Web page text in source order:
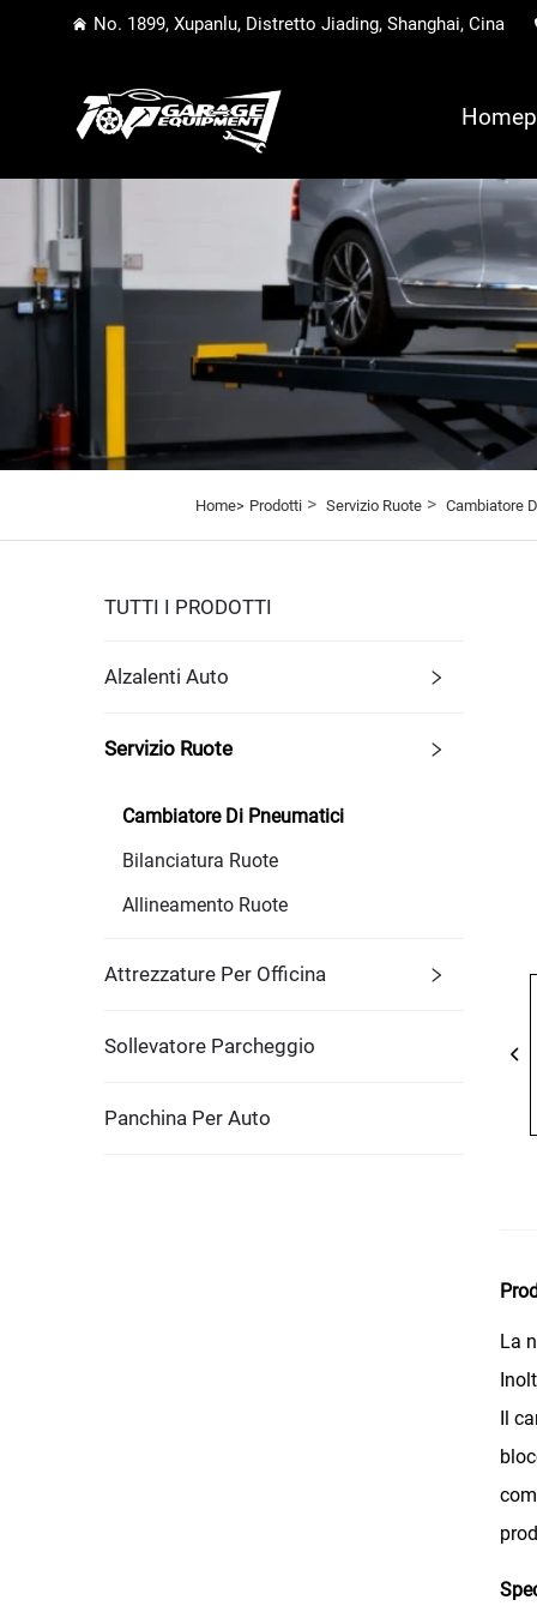
No. 1899, Xupanlu, Distretto Jiading, Shanghai, Cina
Home> Prodotti> Servizio Ruote> Cambiatore
TUTTI I PRODOTTI
Alzalenti Auto
Servizio Ruote
Cambiatore Di Pneumatici
Bilanciatura Ruote
Allineamento Ruote
Attrezzature Per Officina
Sollevatore Parcheggio
Panchina Per Auto
La
Il